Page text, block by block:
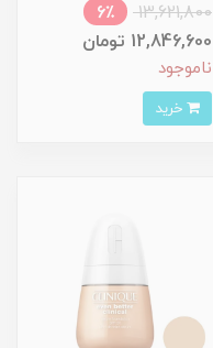
13,621,800
6٪
12,846,600 تومان
ناموجود